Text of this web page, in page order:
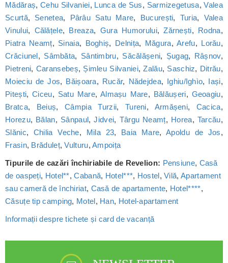
Mădăraș,Cehu Silvaniei, Lunca de Sus, Sarmizegetusa,Valea
Scurtă, Senetea, Pârâu Satu Mare, București, Turia, Valea
Vinului, Călățele, Breaza, Gura Humorului,Zărnești, Rodna,
Piatra Neamț, Sinaia, Boghiș, Delnița, Măgura,Arefu, Lorău,
Crăciunel, Sâmbăta, Sântimbru, Săcălășeni, Șugag, Râșnov,
Pietreni, Caransebeș, Șimleu Silvaniei,Zalău, Saschiz, Ditrău,
Moieciu de Jos, Băișoara, Rucăr, Nădejdea, Ighiu/Ighìo, Iași,
Pitești,Ciceu, Satu Mare, Almașu Mare, Bălăușeri, Geoagiu,
Bratca, Beiuș, Câmpia Turzii, Tureni, Armășeni, Cacica,
Horezu, Bălan, Sânpaul,Jidvei, Târgu Neamț, Horea, Tarcău,
Slănic, Chilia Veche, Mila 23, Baia Mare,Apoldu de Jos,
Frasin, Brăduleț,Vulturu,Ampoița
Tipurile de cazări închiriabile de Revelion: Pensiune, Casă
de oaspeți, Hotel**,Cabană, Hotel***, Hostel,Vilă, Apartament
sau cameră de închiriat, Casă de apartamente, Hotel****,
Căsuțe tip camping, Motel, Han, Hotel-apartament
Informații despre tichete și card de vacanță